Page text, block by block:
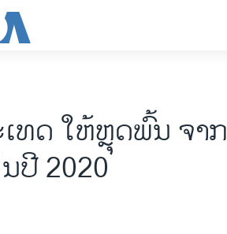
ທດ ໃຫ້ຫຼຸດພົ້ນ ຈາກ
ປີ 2020